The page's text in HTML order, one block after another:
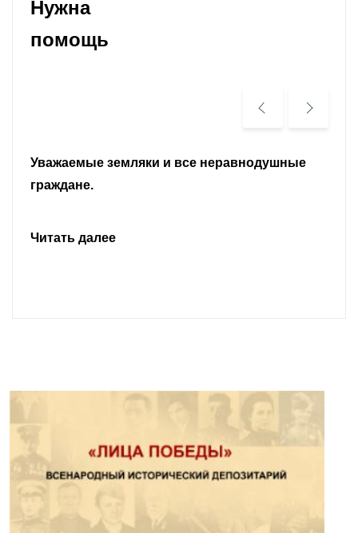
Нужна
помощь
Уважаемые земляки и все неравнодушные
граждане.
Читать далее